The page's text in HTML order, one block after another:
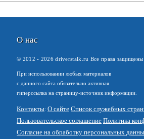
О нас
© 2012 - 2026driverstalk.ru Все права защищены
При использовании любых материалов
с данного сайта обязательно активная
гиперссылка на страницу-источник информации.
Контакты О сайте Список служебных
Пользовательское соглашение Политика
Согласие на обработку персональных